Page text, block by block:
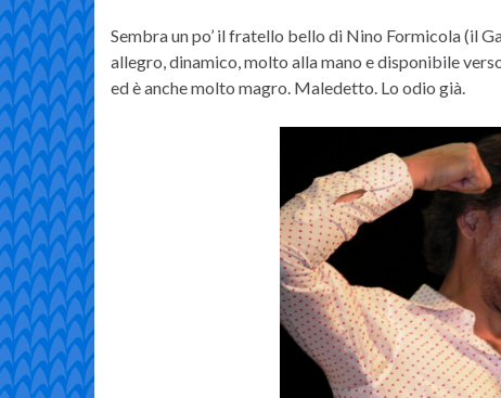
Sembra un po’ il fratello bello di Nino Formicola (il
allegro, dinamico, molto alla mano e disponibile
ed è anche molto magro. Maledetto. Lo odio già.